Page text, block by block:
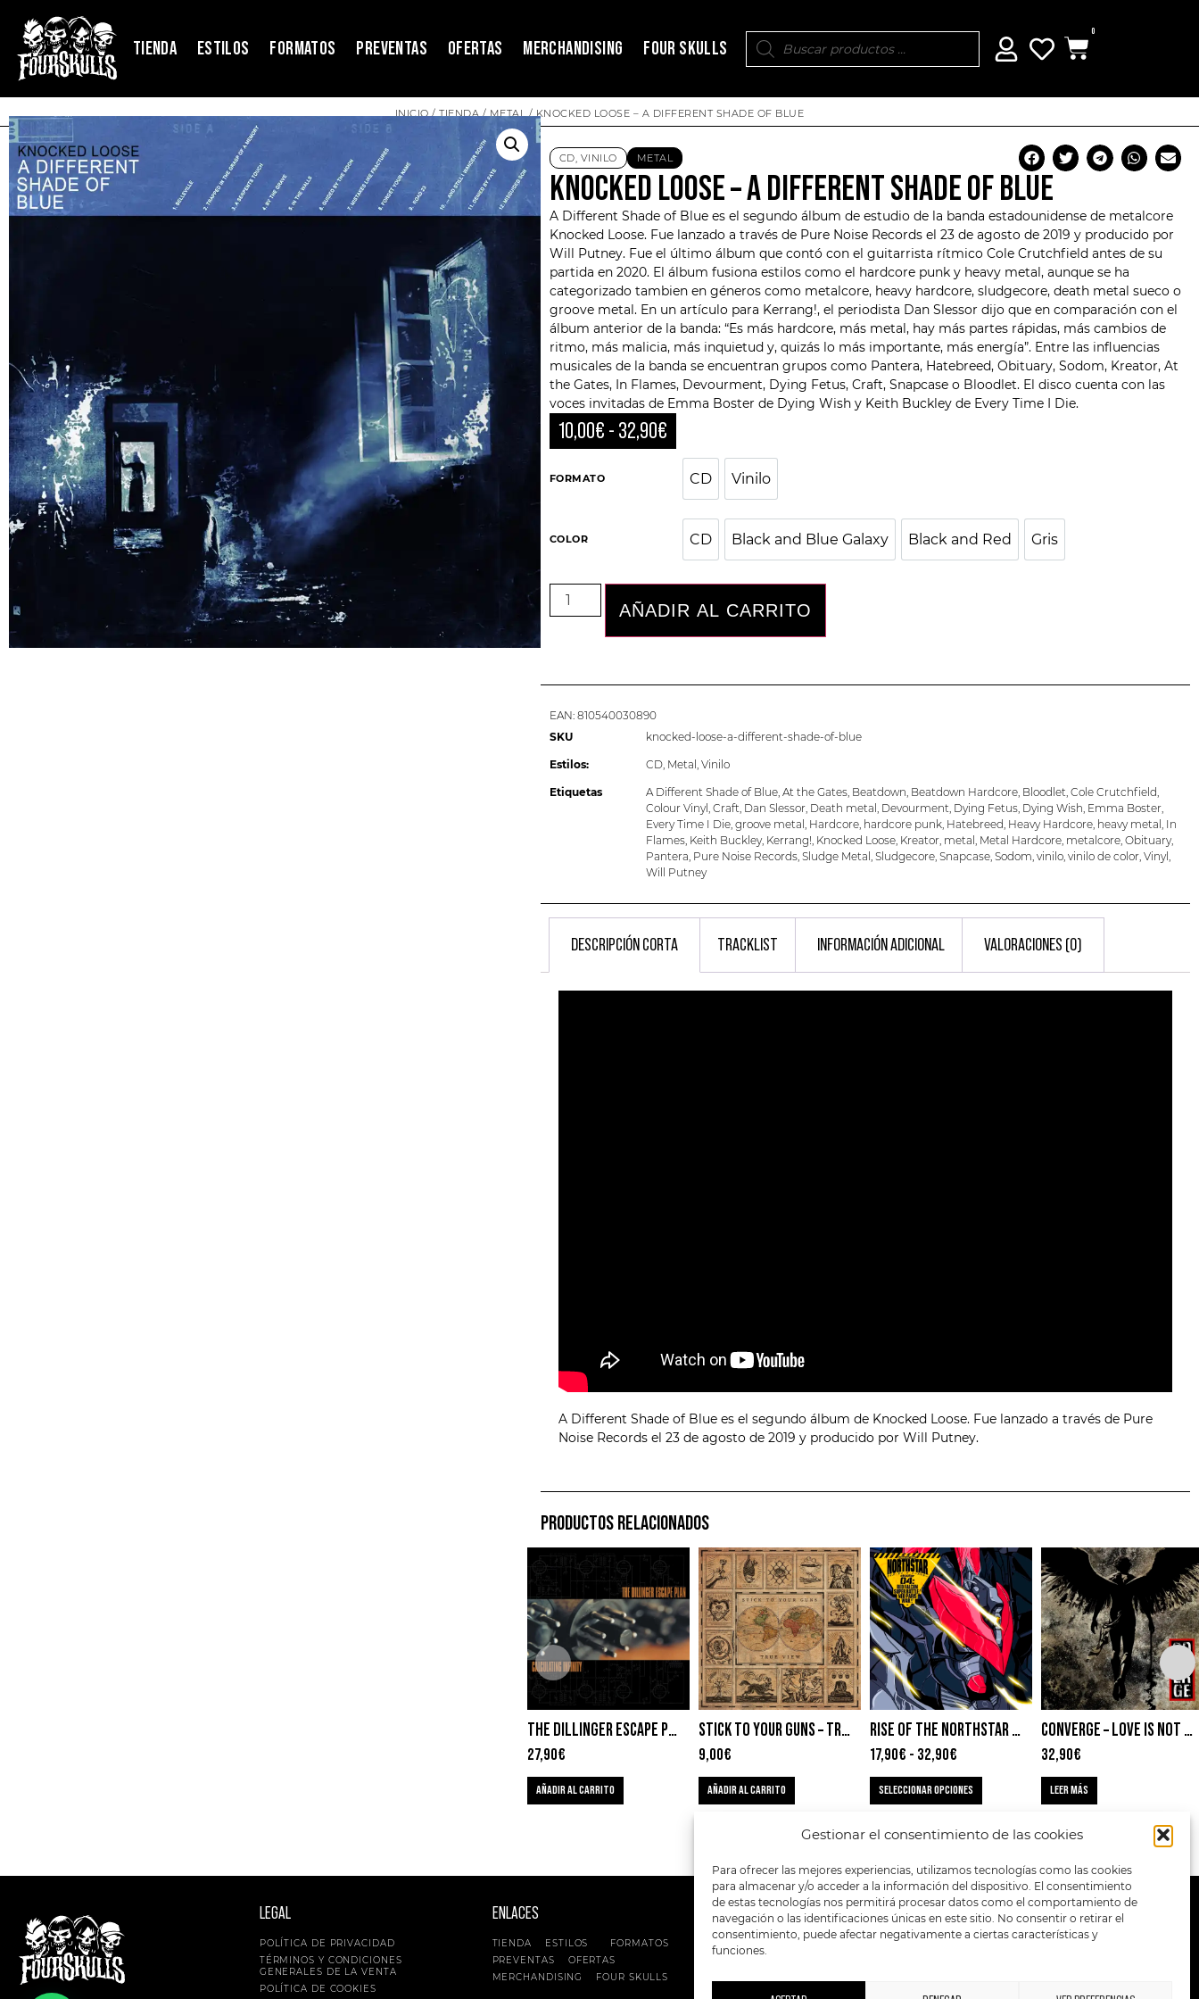
Gestionar el consentimiento de las cookies
Para ofrecer las mejores experiencias, utilizamos tecnologías como las cookies
para almacenar y/o acceder a la información del dispositivo. El consentimiento
de estas tecnologías nos permitirá procesar datos como el comportamiento de
navegación o las identificaciones únicas en este sitio. No consentir o retirar el
consentimiento, puede afectar negativamente a ciertas características y
funciones.
TIENDA ESTILOS FORMATOS PREVENTAS OFERTAS MERCHANDISING FOUR SKULLS
0
INICIO/TIENDA/METAL/ KNOCKED LOOSE – A DIFFERENT SHADE OF BLUE
CD, VINILO METAL
KNOCKED LOOSE – A DIFFERENT SHADE OF BLUE
A Different Shade of Blue es el segundo álbum de estudio de la banda estadounidense de metalcore
Knocked Loose. Fue lanzado a través de Pure Noise Records el 23 de agosto de 2019 y producido por
Will Putney. Fue el último álbum que contó con el guitarrista rítmico Cole Crutchfield antes de su
partida en 2020. El álbum fusiona estilos como el hardcore punk y heavy metal, aunque se ha
categorizado tambien en géneros como metalcore, heavy hardcore, sludgecore, death metal sueco o
groove metal. En un artículo para Kerrang!, el periodista Dan Slessor dijo que en comparación con el
álbum anterior de la banda: “Es más hardcore, más metal, hay más partes rápidas, más cambios de
ritmo, más malicia, más inquietud y, quizás lo más importante, más energía”. Entre las influencias
musicales de la banda se encuentran grupos como Pantera, Hatebreed, Obituary, Sodom, Kreator, At
the Gates, In Flames, Devourment, Dying Fetus, Craft, Snapcase o Bloodlet. El disco cuenta con las
voces invitadas de Emma Boster de Dying Wish y Keith Buckley de Every Time I Die.
10,00€ - 32,90€
FORMATO CD CDVinilo
COLOR CD Black and Blue Galaxy
Black and Blue Galaxy
Black and Red Gris
AÑADIR AL CARRITO
EAN: 810540030890
SKU
knocked-loose-a-different-shade-of-blue
Estilos: CD, Metal , Vinilo
Etiquetas A Different Shade of Blue, At the Gates, Beatdown, Beatdown Hardcore, Bloodlet, Cole Crutchfield,
Colour Vinyl, Craft, Dan Slessor, Death metal , Devourment, Dying Fetus, Dying Wish, Emma Boster,
Every Time I Die, groove metal , Hardcore, hardcore punk, Hatebreed, Heavy Hardcore, heavy metal , In
Flames, Keith Buckley, Kerrang!, Knocked Loose, Kreator, metal , Metal Hardcore, metalcore, Obituary,
Pantera, Pure Noise Records, Sludge Metal , Sludgecore, Snapcase, Sodom, vinilo, vinilo de color, Vinyl,
Will Putney
DESCRIPCIÓN CORTA TRACKLIST INFORMACIÓN ADICIONAL VALORACIONES (0)
A Different Shade of Blue es el segundo álbum de Knocked Loose. Fue lanzado a través de Pure
Noise Records el 23 de agosto de 2019 y producido por Will Putney.
PRODUCTOS RELACIONADOS
THE DILLINGER ESCAPE PLAN – CALCULATING INFINITY
27,90€
AÑADIR AL CARRITO
STICK TO YOUR GUNS – TRUE VIEW
9,00€
AÑADIR AL CARRITO
RISE OF THE NORTHSTAR – CHAPTER 4: RED FALCON SUPER BATTLE! NEO PARIS WAR!!
17,90€ - 32,90€
SELECCIONAR OPCIONES
CONVERGE – LOVE IS NOT ENOUGH
32,90€
LEER MÁS
LEGAL
POLÍTICA DE PRIVACIDAD
TÉRMINOS Y CONDICIONES
GENERALES DE LA VENTA
POLÍTICA DE COOKIES
ENLACES
TIENDA ESTILOS
FORMATOS
PREVENTAS
OFERTAS
MERCHANDISING
FOUR SKULLS
SIGUENOS EN: METODOS DE PAGO: